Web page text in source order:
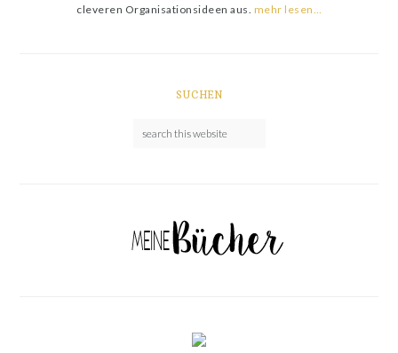
cleveren Organisationsideen aus. mehr lesen…
SUCHEN